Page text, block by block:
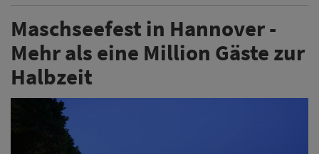
Maschseefest in Hannover -
Mehr als eine Million Gäste zur
Halbzeit